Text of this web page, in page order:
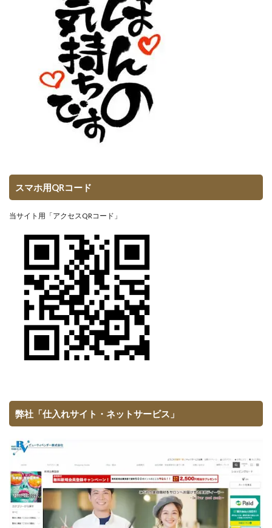
スマホ用QRコード
当サイト用「アクセスQRコード」
弊社「仕入れサイト・ネットサービス」